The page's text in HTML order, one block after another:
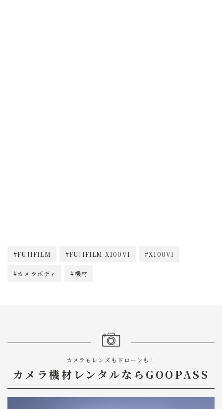
Follow Me
#FUJIFILM #FUJIFILM X100VI #X100VI
#カメラボディ #機材
カメラもレンズもドローンも！
カメラ機材レンタルならGOOPASS
約2,500種類のカメラ・レンズが1,188 円（税込）
【日本最大級】機材レンタルは